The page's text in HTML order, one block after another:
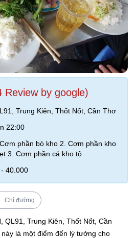
Review by google)
Trung Kiên, Thốt Nốt, Cần Thơ
22:00
phần bò kho 2. Cơm phần kho
3. Cơm phần cá kho tộ
40.000
Chỉ đường
QL91, Trung Kiên, Thốt Nốt, Cần
là một điểm đến lý tưởng cho